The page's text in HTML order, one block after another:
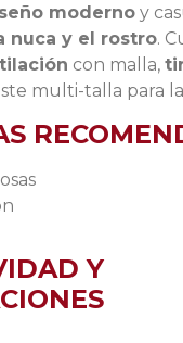
moderno y
nuca y el rostro.
con malla,
multi-talla para
Y